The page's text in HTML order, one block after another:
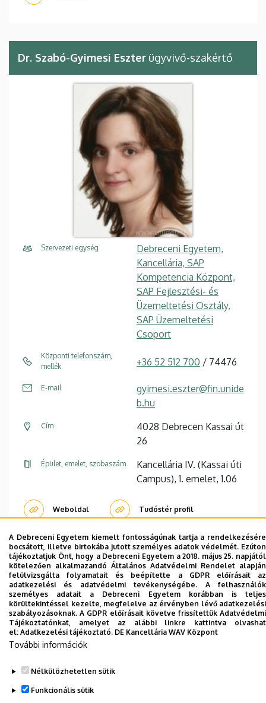
Dr. Szabó-Gyimesi Eszter ügyvivő-szakértő
Szervezeti egység
Debreceni Egyetem,
Kancellária, SAP
Kompetencia Központ,
SAP Fejlesztési- és
Üzemeltetési Osztály,
SAP Üzemeltetési
Csoport
Központi telefonszám,
mellék
+36 52 512 700 / 74476
E-mail
gyimesi.eszter@fin.unide
b.hu
Cím
4028 Debrecen Kassai út
26
Épület, emelet, szobaszám
Kancellária IV. (Kassai úti
Campus), 1. emelet, 1.06
Weboldal Tudóstér profil
Dolgozói adatmódosítás igénylése a DE
telefonkönyvében|Külső személyek rögzítése a
DE telefonkönyvében|Súgó|Hibabejelentés
A Debreceni Egyetem kiemelt fontosságúnak tartja a rendelkezésére
bocsátott, illetve birtokába jutott személyes adatok védelmét. Ezúton
tájékoztatjuk Önt, hogy a Debreceni Egyetem a 2018. május 25. napjától
kötelezően alkalmazandó Általános Adatvédelmi Rendelet alapján
felülvizsgálta folyamatait és beépítette a GDPR előírásait az
adatkezelési és adatvédelmi tevékenységébe. A felhasználók
személyes adatait a Debreceni Egyetem korábban is teljes
körültekintéssel kezelte, megfelelve az érvényben lévő adatkezelési
szabályozásoknak. A GDPR előírásait követve frissítettük Adatvédelmi
Tájékoztatónkat, amelyet az alábbi linkre kattintva olvashat
el: Adatkezelési tájékoztató. DE Kancellária WAV Központ
További információk
Nélkülözhetetlen sütik
Funkcionális sütik